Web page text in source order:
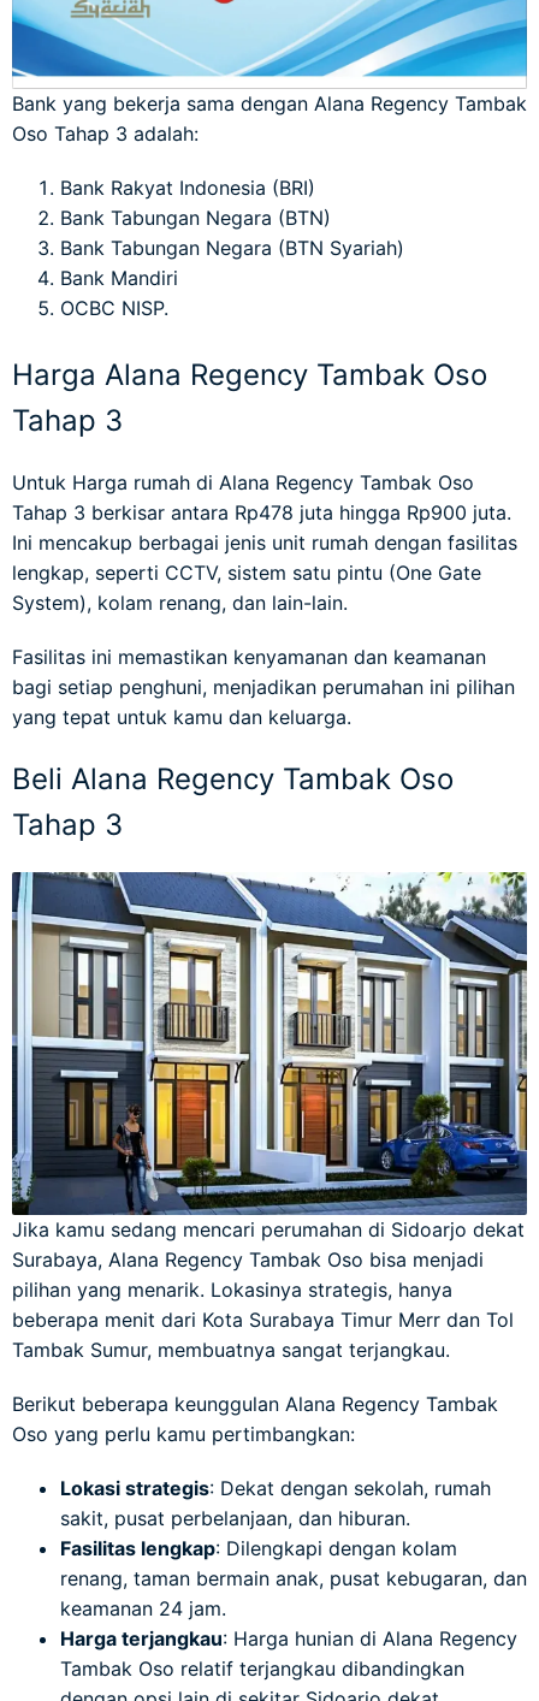
Bank yang bekerja sama dengan Alana Regency Tambak
Oso Tahap 3 adalah:
Bank Rakyat Indonesia (BRI)
Bank Tabungan Negara (BTN)
Bank Tabungan Negara (BTN Syariah)
Bank Mandiri
OCBC NISP.
Harga Alana Regency Tambak Oso
Tahap 3
Untuk Harga rumah di Alana Regency Tambak Oso
Tahap 3 berkisar antara Rp478 juta hingga Rp900 juta.
Ini mencakup berbagai jenis unit rumah dengan fasilitas
lengkap, seperti CCTV, sistem satu pintu (One Gate
System), kolam renang, dan lain-lain.
Fasilitas ini memastikan kenyamanan dan keamanan
bagi setiap penghuni, menjadikan perumahan ini pilihan
yang tepat untuk kamu dan keluarga.
Beli Alana Regency Tambak Oso
Tahap 3
Jika kamu sedang mencari perumahan di Sidoarjo dekat
Surabaya, Alana Regency Tambak Oso bisa menjadi
pilihan yang menarik. Lokasinya strategis, hanya
beberapa menit dari Kota Surabaya Timur Merr dan Tol
Tambak Sumur, membuatnya sangat terjangkau.
Berikut beberapa keunggulan Alana Regency Tambak
Oso yang perlu kamu pertimbangkan:
Lokasi strategis: Dekat dengan sekolah, rumah
sakit, pusat perbelanjaan, dan hiburan.
Fasilitas lengkap: Dilengkapi dengan kolam
renang, taman bermain anak, pusat kebugaran, dan
keamanan 24 jam.
Harga terjangkau: Harga hunian di Alana Regency
Tambak Oso relatif terjangkau dibandingkan